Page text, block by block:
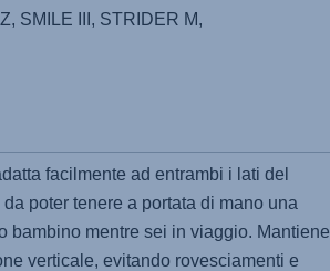
SMILE III, STRIDER M,
facilmente ad entrambi i lati del
poter tenere a portata di mano una
bambino mentre sei in viaggio. Mantiene
verticale, evitando rovesciamenti e